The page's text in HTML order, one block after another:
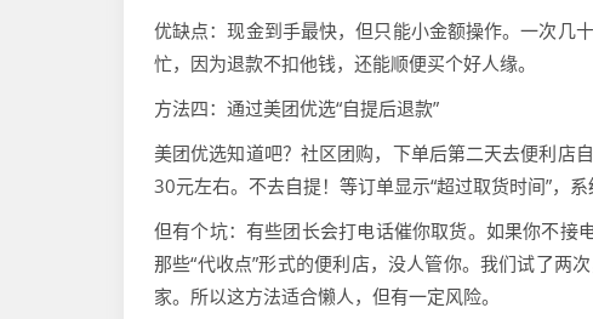
优缺点：现金到手最快，但只能小金额操作。一次几
忙，因为退款不扣他钱，还能顺便买个好人缘。
方法四：通过美团优选“自提后退款”
美团优选知道吧？社区团购，下单后第二天去便利店
30元左右。不去自提！等订单显示“超过取货时间”，
但有个坑：有些团长会打电话催你取货。如果你不接
那些“代收点”形式的便利店，没人管你。我们试了两
家。所以这方法适合懒人，但有一定风险。